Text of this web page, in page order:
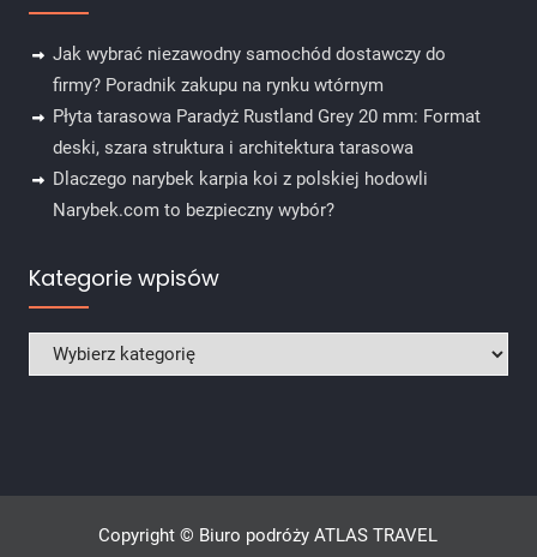
Jak wybrać niezawodny samochód dostawczy do
firmy? Poradnik zakupu na rynku wtórnym
Płyta tarasowa Paradyż Rustland Grey 20 mm: Format
deski, szara struktura i architektura tarasowa
Dlaczego narybek karpia koi z polskiej hodowli
Narybek.com to bezpieczny wybór?
Kategorie wpisów
Kategorie wpisów
Copyright © Biuro podróży ATLAS TRAVEL